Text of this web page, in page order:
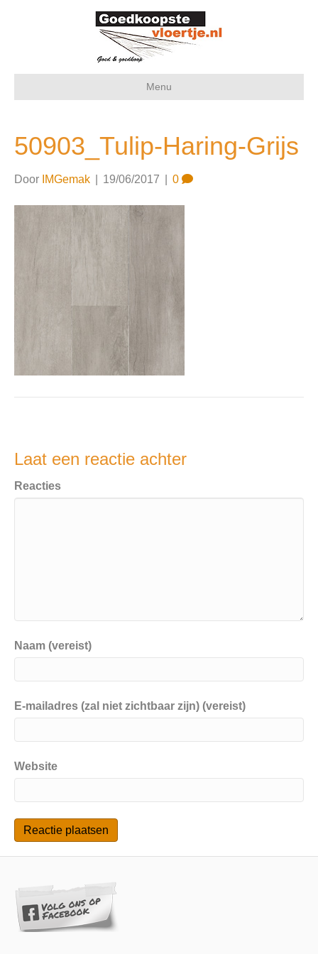
Menu
50903_Tulip-Haring-Grijs
Door IMGemak 19/06/2017 0
Laat een reactie achter
Reacties
Naam (vereist)
E-mailadres (zal niet zichtbaar zijn) (vereist)
Website